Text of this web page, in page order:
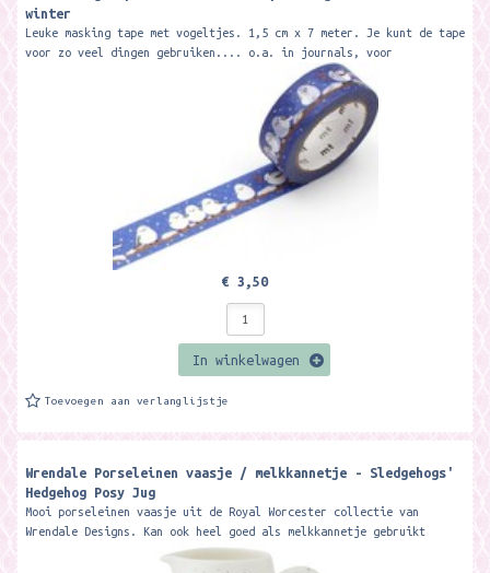
winter
Leuke masking tape met vogeltjes. 1,5 cm x 7 meter. Je kunt de tape
voor zo veel dingen gebruiken.... o.a. in journals, voor
€ 3,50
In winkelwagen
Toevoegen aan verlanglijstje
Wrendale Porseleinen vaasje / melkkannetje - Sledgehogs'
Hedgehog Posy Jug ​
Mooi porseleinen vaasje uit de Royal Worcester collectie van
Wrendale Designs. Kan ook heel goed als melkkannetje gebruikt